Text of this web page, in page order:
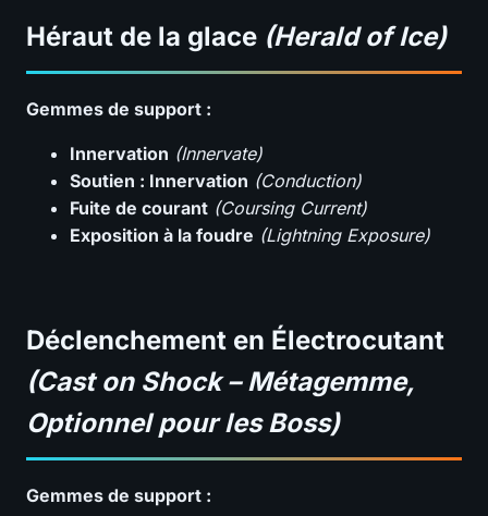
Héraut de la glace (Herald of Ice)
Gemmes de support :
Innervation (Innervate)
Soutien : Innervation (Conduction)
Fuite de courant (Coursing Current)
Exposition à la foudre (Lightning Exposure)
Déclenchement en Électrocutant
(Cast on Shock – Métagemme,
Optionnel pour les Boss)
Gemmes de support :